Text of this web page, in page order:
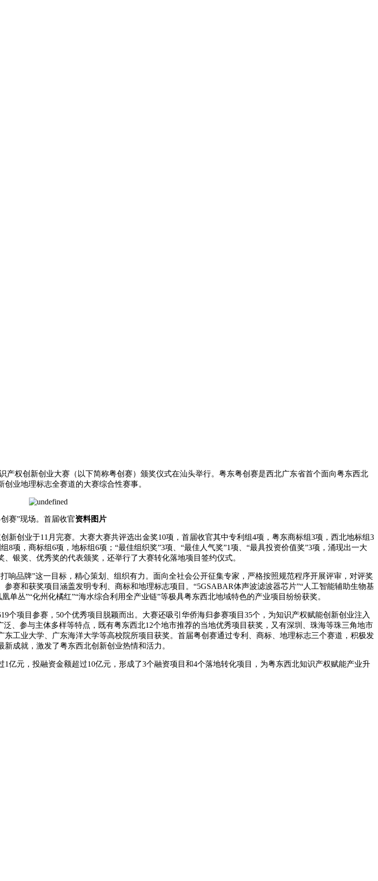
产权创新创业大赛（以下简称粤创赛）颁奖仪式在汕头举行。粤东粤创赛是西北广东省首个面向粤东西北
业地理标志全赛道的大赛综合性赛事。
创赛”现场。首届收官资料图片
新创业于11月完赛。大赛大赛共评选出金奖10项，首届收官其中专利组4项，粤东商标组3项，西北地标组3
项，商标组6项，地标组6项；“最佳组织奖”3项、“最佳人气奖”1项、“最具投资价值奖”3项，涌现出一大
银奖、优秀奖的代表颁奖，还举行了大赛转化落地项目签约仪式。
品牌”这一目标，精心策划、组织有力。面向全社会公开征集专家，严格按照规范程序开展评审，对评奖
赛和获奖项目涵盖发明专利、商标和地理标志项目。“5GSABAR体声波滤波器芯片”“人工智能辅助生物基
单丛”“化州化橘红”“海水综合利用全产业链”等极具粤东西北地域特色的产业项目纷纷获奖。
个项目参赛，50个优秀项目脱颖而出。大赛还吸引华侨海归参赛项目35个，为知识产权赋能创新创业注入
、参与主体多样等特点，既有粤东西北12个地市推荐的当地优秀项目获奖，又有深圳、珠海等珠三角地市
工业大学、广东海洋大学等高校院所项目获奖。首届粤创赛通过专利、商标、地理标志三个赛道，积极发
成就，激发了粤东西北创新创业热情和活力。
元，投融资金额超过10亿元，形成了3个融资项目和4个落地转化项目，为粤东西北知识产权赋能产业升